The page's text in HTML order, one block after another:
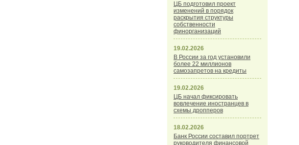
ЦБ подготовил проект
изменений в порядок
раскрытия структуры
собственности
финорганизаций
19.02.2026
В России за год установили
более 22 миллионов
самозапретов на кредиты
19.02.2026
ЦБ начал фиксировать
вовлечение иностранцев в
схемы дропперов
18.02.2026
Банк России составил портрет
руководителя финансовой